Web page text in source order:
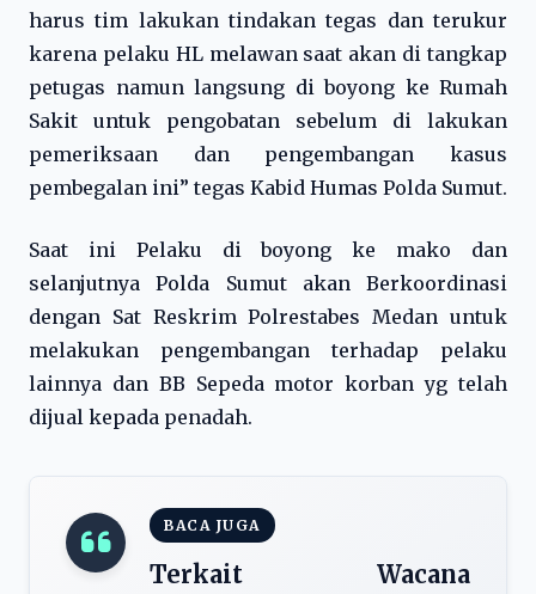
harus tim lakukan tindakan tegas dan terukur
karena pelaku HL melawan saat akan di tangkap
petugas namun langsung di boyong ke Rumah
Sakit untuk pengobatan sebelum di lakukan
pemeriksaan dan pengembangan kasus
pembegalan ini” tegas Kabid Humas Polda Sumut.
Saat ini Pelaku di boyong ke mako dan
selanjutnya Polda Sumut akan Berkoordinasi
dengan Sat Reskrim Polrestabes Medan untuk
melakukan pengembangan terhadap pelaku
lainnya dan BB Sepeda motor korban yg telah
dijual kepada penadah.
BACA JUGA
Terkait Wacana